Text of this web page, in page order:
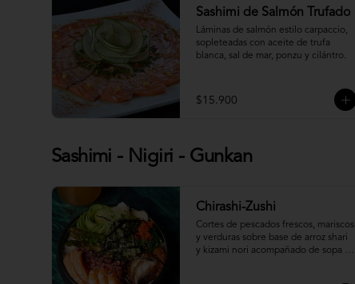
Sashimi de Salmón Trufado
Láminas de salmón estilo carpaccio,
sopleteadas con aceite de trufa
blanca, sal de mar, ponzu y cilántro.
$15.900
Sashimi - Nigiri - Gunkan
Chirashi-Zushi
Cortes de pescados frescos, mariscos
y verduras sobre base de arroz shari
y kizami nori acompañado de sopa